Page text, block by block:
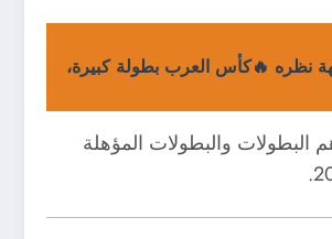
🔥كأس العرب بطولة كبيرة،
البطولات والبطولات المؤهلة